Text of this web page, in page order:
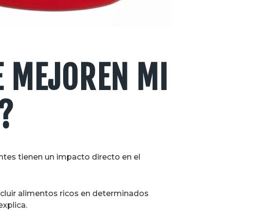
MI
tienen un impacto directo en el
alimentos ricos en determinados